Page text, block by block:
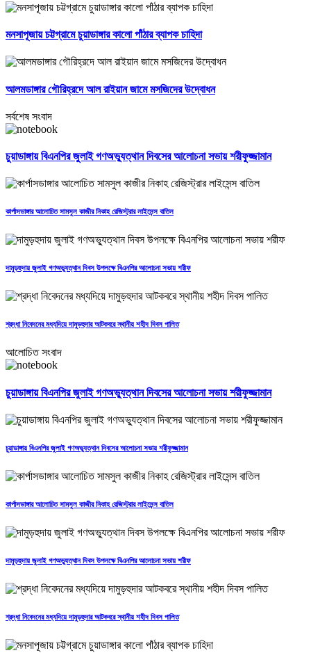
মনসাপূজায় চট্টগ্রামে চুয়াডাঙ্গার কালো পাঁঠার ব্যাপক চাহিদা
আলমডাঙ্গার গৌরিহ্রদে আল রাইয়ান জামে মসজিদের উদ্বোধন
সর্বশেষ সংবাদ
চুয়াডাঙ্গায় বিএনপির জুলাই গণঅভ্যুত্থান দিবসের আলোচনা সভায় শরীফুজ্জামান
কার্পাসডাঙ্গার আলোচিত সামসুল কাজীর নিকাহ রেজিস্ট্রার লাইসেন্স বাতিল
দামুড়হুদায় জুলাই গণঅভ্যুত্থান দিবস উপলক্ষে বিএনপির আলোচনা সভায় শরীফ
শ্রদ্ধা নিবেদনের মধ্যদিয়ে দামুড়হুদার আটকবরে স্থানীয় শহীদ দিবস পালিত
আলোচিত সংবাদ
চুয়াডাঙ্গায় বিএনপির জুলাই গণঅভ্যুত্থান দিবসের আলোচনা সভায় শরীফুজ্জামান
চুয়াডাঙ্গায় বিএনপির জুলাই গণঅভ্যুত্থান দিবসের আলোচনা সভায় শরীফুজ্জামান
কার্পাসডাঙ্গার আলোচিত সামসুল কাজীর নিকাহ রেজিস্ট্রার লাইসেন্স বাতিল
দামুড়হুদায় জুলাই গণঅভ্যুত্থান দিবস উপলক্ষে বিএনপির আলোচনা সভায় শরীফ
শ্রদ্ধা নিবেদনের মধ্যদিয়ে দামুড়হুদার আটকবরে স্থানীয় শহীদ দিবস পালিত